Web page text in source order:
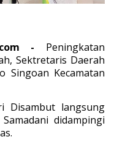
- Peningkatan
Sektretaris Daerah
Singoan Kecamatan
Disambut langsung
didampingi